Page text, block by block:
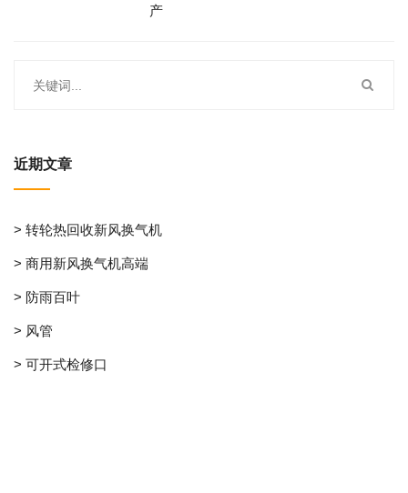
产
近期文章
> 转轮热回收新风换气机
> 商用新风换气机高端
> 防雨百叶
> 风管
> 可开式检修口